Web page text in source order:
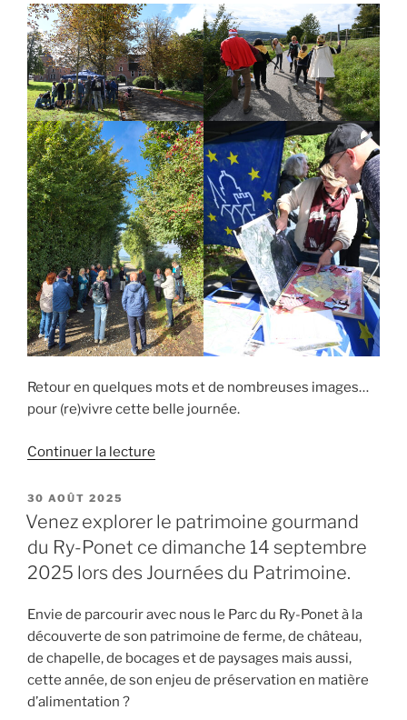
Retour en quelques mots et de nombreuses images…
pour (re)vivre cette belle journée.
Continuer la lecture
gourmand
comme
conducteur
la
cinquième
participation
du
PUBLIÉ
LE
30 AOÛT 2025
Venez explorer le patrimoine gourmand
du Ry-Ponet ce dimanche 14 septembre
2025 lors des Journées du Patrimoine.
Envie de parcourir avec nous le Parc du Ry-Ponet à la
découverte de son patrimoine de ferme, de château,
de chapelle, de bocages et de paysages mais aussi,
cette année, de son enjeu de préservation en matière
d’alimentation ?